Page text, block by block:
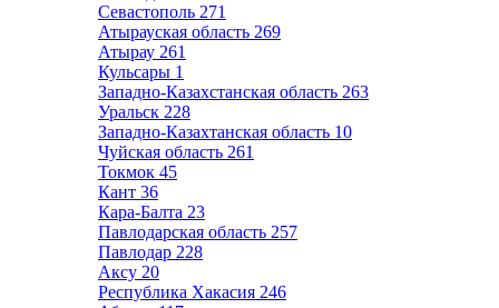
Севастополь 271
Атырауская область 269
Атырау 261
Кульсары 1
Западно-Казахстанская область 263
Уральск 228
Западно-Казахтанская область 10
Чуйская область 261
Токмок 45
Кант 36
Кара-Балта 23
Павлодарская область 257
Павлодар 228
Аксу 20
Республика Хакасия 246